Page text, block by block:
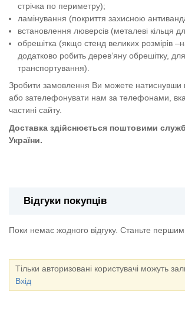
стрічка по периметру);
ламінування (покриття захисною
встановлення люверсів (металеві кільця
обрешітка (якщо стенд великих розмірів
додатково робить дерев’яну обрешітку,
транспортування).
Зробити замовлення Ви можете натиснувши
або зателефонувати нам за телефонами,
частині сайту.
Доставка здійснюється поштовими
України.
Відгуки покупців
Поки немає жодного відгуку. Станьте
Тільки авторизовані користувачі можуть
Вхід